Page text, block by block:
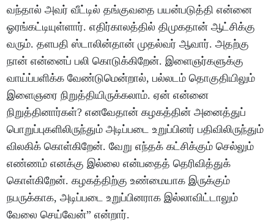
வந்தால் அவர் வீட்டில் தங்குவதை பயன்படுத்தி என்னை
ஓரங்கட்டியுள்ளார். எதிர்காலத்தில் திமுகதான் ஆட்சிக்கு
வரும். தளபதி ஸ்டாலின்தான் முதல்வர் ஆவார். அதற்கு
நான் என்னைப் பலி கொடுக்கிறேன். இளைஞர்களுக்கு
வாய்ப்பளிக்க வேண்டுமென்றால், பல்லடம் தொகுதியிலும்
இளைஞரை நிறுத்தியிருக்கலாம். ஏன் என்னை
நிறுத்தினார்கள்? எனவேதான் கழகத்தின் அனைத்துப்
பொறுப்புகளிலிருந்தும் அடிப்படை உறுப்பினர் பதிவிலிருந்தும்
விலகிக் கொள்கிறேன். வேறு எந்தக் கட்சிக்கும் செல்லும்
எண்ணம் எனக்கு இல்லை என்பதைத் தெரிவித்துக்
கொள்கிறேன். கழகத்திற்கு உண்மையாக இருக்கும்
நபருக்காக, அடிப்படை உறுப்பினராக இல்லாவிட்டாலும்
வேலை செய்வேன்” என்றார்.